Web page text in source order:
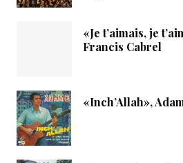
«Je t’aimais, je
Francis Cabrel
«Inch’Allah»,